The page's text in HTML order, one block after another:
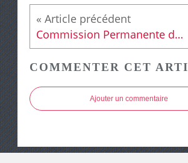
Commission Permanente du 1er juin : 109 633 € pour le canton
COMMENTER CET
Ajouter un commentaire